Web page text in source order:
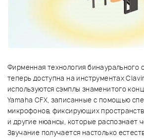
Фирменная технология бинаурального
теперь доступна на инструментах
используются сэмплы знаменитого
Yamaha CFX, записанные с помощью
микрофонов, фиксирующих
и другие нюансы, которые распознает
Звучание получается настолько